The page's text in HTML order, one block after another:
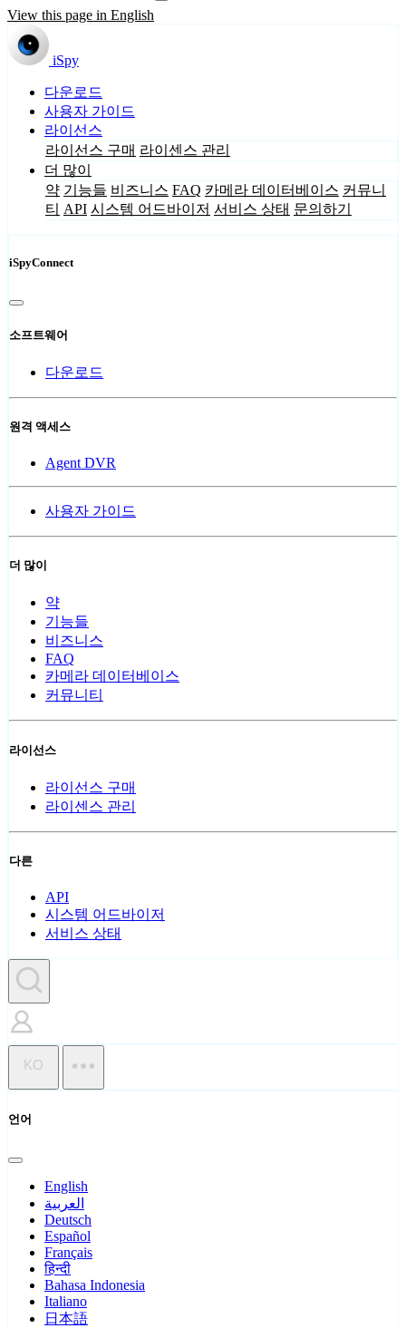
View this page in English
iSpy
다운로드
사용자 가이드
라이선스
라이선스 구매 라이센스 관리
더 많이
약 기능들 비즈니스 FAQ 카메라 데이터베이스 커뮤니
티 API 시스템 어드바이저 서비스 상태 문의하기
iSpyConnect
소프트웨어
다운로드
원격 액세스
Agent DVR
사용자 가이드
더 많이
약
기능들
비즈니스
FAQ
카메라 데이터베이스
커뮤니티
라이선스
라이선스 구매
라이센스 관리
다른
API
시스템 어드바이저
서비스 상태
KO
언어
English
العربية
Deutsch
Español
Français
हिन्दी
Bahasa Indonesia
Italiano
日本語